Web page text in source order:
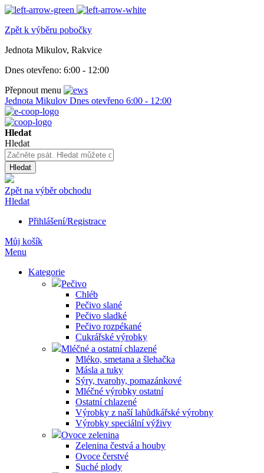
Zpět k výběru pobočky
Jednota Mikulov, Rakvice
Dnes otevřeno: 6:00 - 12:00
Přepnout menu
Jednota Mikulov Dnes otevřeno 6:00 - 12:00
Hledat
Hledat
Hledat
Zpět na výběr obchodu
Hledat
Přihlášení/Registrace
Můj košík
Menu
Kategorie
Pečivo
Chléb
Pečivo slané
Pečivo sladké
Pečivo rozpékané
Cukrářské výrobky
Mléčné a ostatní chlazené
Mléko, smetana a šlehačka
Másla a tuky
Sýry, tvarohy, pomazánkové
Mléčné výrobky ostatní
Ostatní chlazené
Výrobky z naší lahůdkářské výrobny
Výrobky speciální výživy
Ovoce zelenina
Zelenina čestvá a houby
Ovoce čerstvé
Suché plody